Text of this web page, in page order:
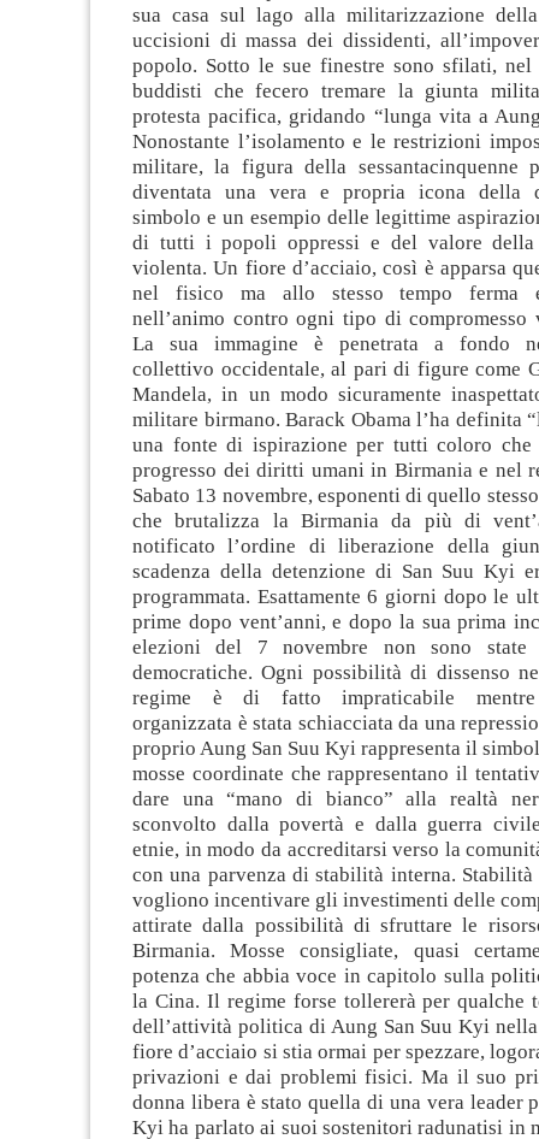
sua casa sul lago alla militarizzazione
uccisioni di massa dei dissidenti,
popolo. Sotto le sue finestre sono sfilati,
buddisti che fecero tremare la giunta
protesta pacifica, gridando “lunga vita a
Nonostante l’isolamento e le restrizioni
militare, la figura della sessantacinquenne
diventata una vera e propria icona della
simbolo e un esempio delle legittime
di tutti i popoli oppressi e del valore della
violenta. Un fiore d’acciaio, così è apparsa
nel fisico ma allo stesso tempo ferma
nell’animo contro ogni tipo di compromesso
La sua immagine è penetrata a fondo
collettivo occidentale, al pari di figure come
Mandela, in un modo sicuramente
militare birmano. Barack Obama l’ha definita
una fonte di ispirazione per tutti coloro
progresso dei diritti umani in Birmania e nel
Sabato 13 novembre, esponenti di quello
che brutalizza la Birmania da più di
notificato l’ordine di liberazione della
scadenza della detenzione di San Suu Kyi
programmata. Esattamente 6 giorni dopo le
prime dopo vent’anni, e dopo la sua prima
elezioni del 7 novembre non sono
democratiche. Ogni possibilità di dissenso
regime è di fatto impraticabile mentre
organizzata è stata schiacciata da una
proprio Aung San Suu Kyi rappresenta il
mosse coordinate che rappresentano il
dare una “mano di bianco” alla realtà
sconvolto dalla povertà e dalla guerra
etnie, in modo da accreditarsi verso la
con una parvenza di stabilità interna. Stabilità
vogliono incentivare gli investimenti delle
attirate dalla possibilità di sfruttare le
Birmania. Mosse consigliate, quasi
potenza che abbia voce in capitolo sulla
la Cina. Il regime forse tollererà per qualche
dell’attività politica di Aung San Suu Kyi
fiore d’acciaio si stia ormai per spezzare,
privazioni e dai problemi fisici. Ma il suo
donna libera è stato quella di una vera leader
Kyi ha parlato ai suoi sostenitori radunatisi in